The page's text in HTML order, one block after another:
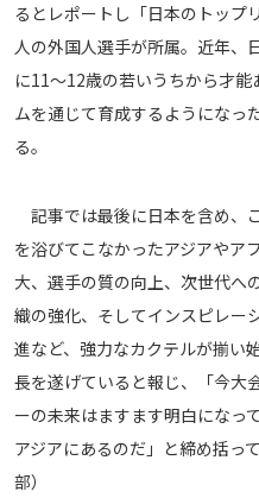
るとレポートし「日本のトップ
人の外国人選手が所属。近年、
に11〜12歳の若いうちから才
ムを通じて育成するようになっ
る。
記事では最後に日本を含め、
を浴びてこなかったアジアやア
大、選手の質の向上、次世代へ
織の強化、そしてインスピレー
進など、強力なカクテルが揃い
長を遂げていると報じ、「今大
ーの未来はますます明白になっ
アジアにあるのだ」と締め括っ
部）